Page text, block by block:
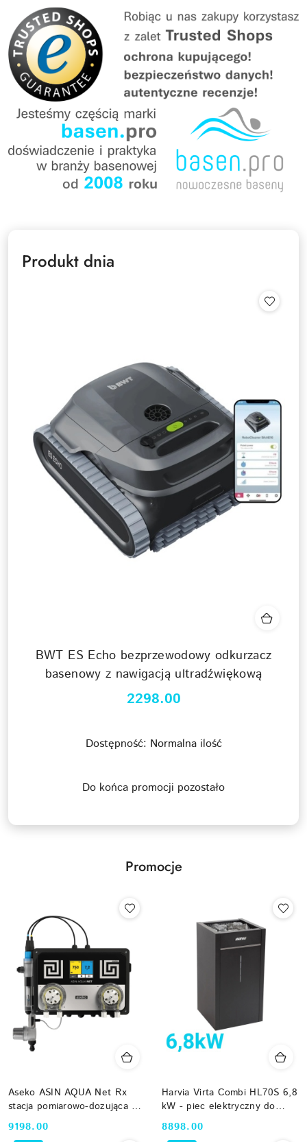
Produkt dnia
BWT ES Echo bezprzewodowy odkurzacz
basenowy z nawigacją ultradźwiękową
Cena:
2298.00
Dostępność: Normalna ilość
Do końca promocji pozostało
Promocje
Aseko ASIN AQUA Net Rx
stacja pomiarowo-dozująca pH
i Redox z modułem LAN
12035
Cena:
9198.00
Harvia Virta Combi HL70S 6,8
kW - piec elektryczny do
sauny z parownikiem czarny
HL700400S bez sterownika
Cena:
8898.00